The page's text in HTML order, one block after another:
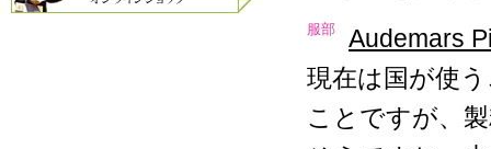
Audemars
服部
現在は国が使
ことですが、